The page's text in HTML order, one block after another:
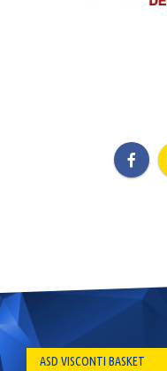
ASD VISCONTI BASKET